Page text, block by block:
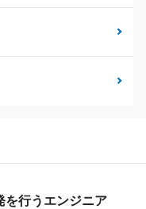
を行うエンジニア